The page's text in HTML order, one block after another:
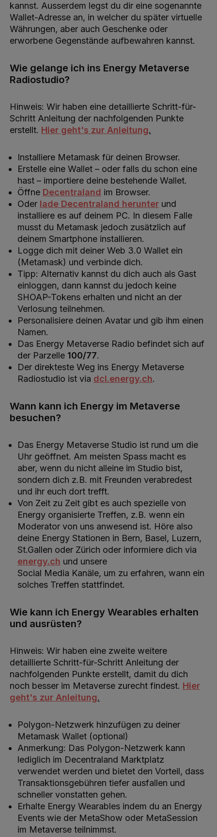
kannst. Ausserdem legst du dir eine sogenannte
Wallet-Adresse an, in welcher du später virtuelle
Währungen, aber auch Geschenke oder
erworbene Gegenstände aufbewahren kannst.
Wie gelange ich ins Energy Metaverse
Radiostudio?
Hinweis: Wir haben eine detaillierte Schritt-für-
Schritt Anleitung der nachfolgenden Punkte
erstellt. Hier geht's zur Anleitung.
Installiere Metamask für deinen Browser.
Erstelle eine Wallet – oder falls du schon eine
hast – importiere deine bestehende Wallet.
Öffne Decentraland im Browser.
Oder lade Decentraland herunter und
installiere es auf deinem PC. In diesem Falle
musst du Metamask jedoch zusätzlich auf
deinem Smartphone installieren.
Logge dich mit deiner Web 3.0 Wallet ein
(Metamask) und verbinde dich.
Tipp: Alternativ kannst du dich auch als Gast
einloggen, dann kannst du jedoch keine
SHOAP-Tokens erhalten und nicht an der
Verlosung teilnehmen.
Personalisiere deinen Avatar und gib ihm einen
Namen.
Das Energy Metaverse Radio befindet sich auf
der Parzelle 100/77.
Der direkteste Weg ins Energy Metaverse
Radiostudio ist via dcl.energy.ch.
Wann kann ich Energy im Metaverse
besuchen?
Das Energy Metaverse Studio ist rund um die
Uhr geöffnet. Am meisten Spass macht es
aber, wenn du nicht alleine im Studio bist,
sondern dich z.B. mit Freunden verabredest
und ihr euch dort trefft.
Von Zeit zu Zeit gibt es auch spezielle von
Energy organisierte Treffen, z.B. wenn ein
Moderator von uns anwesend ist. Höre also
deine Energy Stationen in Bern, Basel, Luzern,
St.Gallen oder Zürich oder informiere dich via
energy.ch und unsere
Social Media Kanäle, um zu erfahren, wann ein
solches Treffen stattfindet.
Wie kann ich Energy Wearables erhalten
und ausrüsten?
Hinweis: Wir haben eine zweite weitere
detaillierte Schritt-für-Schritt Anleitung der
nachfolgenden Punkte erstellt, damit du dich
noch besser im Metaverse zurecht findest. Hier
geht's zur Anleitung.
Polygon-Netzwerk hinzufügen zu deiner
Metamask Wallet (optional)
Anmerkung: Das Polygon-Netzwerk kann
lediglich im Decentraland Marktplatz
verwendet werden und bietet den Vorteil, dass
Transaktionsgebühren tiefer ausfallen und
schneller vonstatten gehen.
Erhalte Energy Wearables indem du an Energy
Events wie der MetaShow oder MetaSession
im Metaverse teilnimmst.